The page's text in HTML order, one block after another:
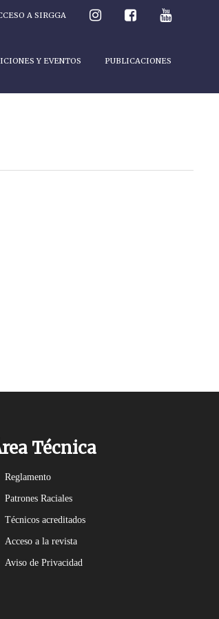
A SIRGGA
Y EVENTOS PUBLICACIONES
Técnica
Reglamento
Patrones Raciales
Técnicos acreditados
Acceso a la revista
Aviso de Privacidad